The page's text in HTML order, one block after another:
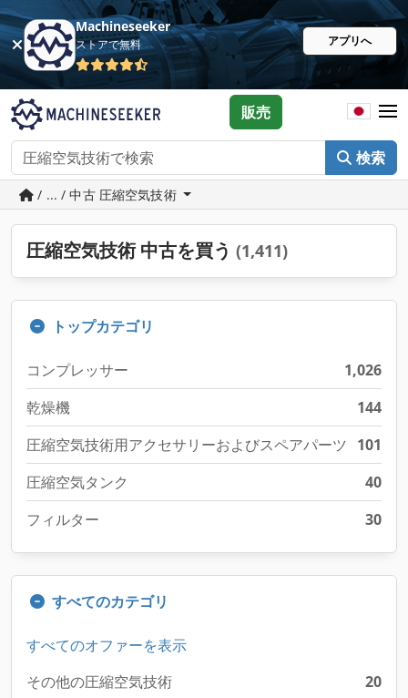
Machineseeker
ストアで無料 アプリへ
検索
販売
/ ... / 中古 圧縮空気技術
圧縮空気技術 中古を買う (1,411)
トップカテゴリ
コンプレッサー
1,026
乾燥機
144
圧縮空気技術用アクセサリーおよびスペアパーツ
101
圧縮空気タンク
40
フィルター
30
すべてのカテゴリ
すべてのオファーを表示
その他の圧縮空気技術
20